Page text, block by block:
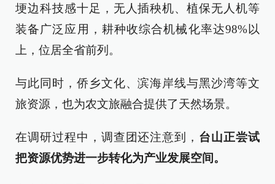
埂边科技感十足，无人插秧机、植保无人机等
装备广泛应用，耕种收综合机械化率达98%以
上，位居全省前列。
与此同时，侨乡文化、滨海岸线与黑沙湾等文
旅资源，也为农文旅融合提供了天然场景。
在调研过程中，调查团还注意到， 台山正尝试
把资源优势进一步转化为产业发展空间。